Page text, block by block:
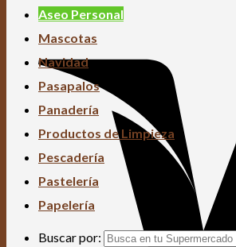
Aseo Personal
Mascotas
Navidad
Pasapalos
Panadería
Productos de Limpieza
Pescadería
Pastelería
Papelería
Buscar por: